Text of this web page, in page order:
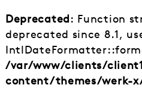
Deprecated: Function
deprecated since 8.1,
/var/www/clients/
content/themes/werk-